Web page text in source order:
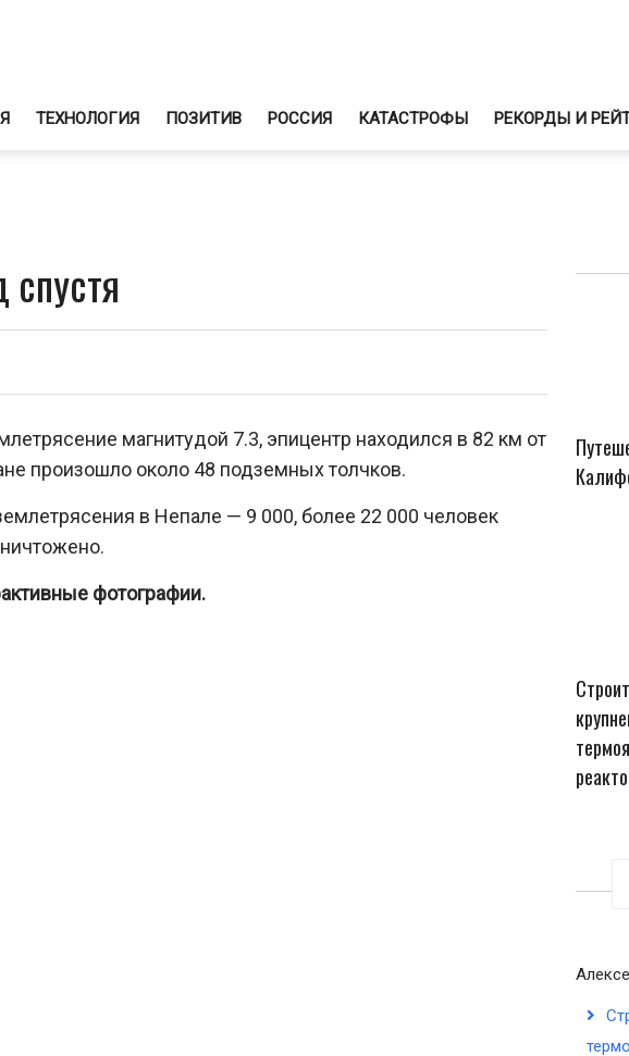
ТЕХНОЛОГИЯ ПОЗИТИВ РОССИЯ КАТАСТРОФЫ РЕКОРДЫ И
магнитудой 7.3, эпицентр находился в 82 км от
произошло около 48 подземных толчков.
в Непале — 9 000, более 22 000 человек
фотографии.